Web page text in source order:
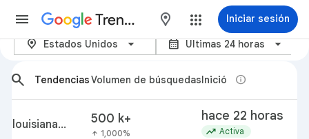
Trends maps Iniciar sesión
Tendencias actuales - Google
location_on Estados Unidos calendar_month Últimas 24 horas
arrow_back_ios_new
search
TendenciasVolumen de búsquedasInició info
louisiana
500 k+
arrow_upward 1,000%
hace 22 horas
trending_up Activa